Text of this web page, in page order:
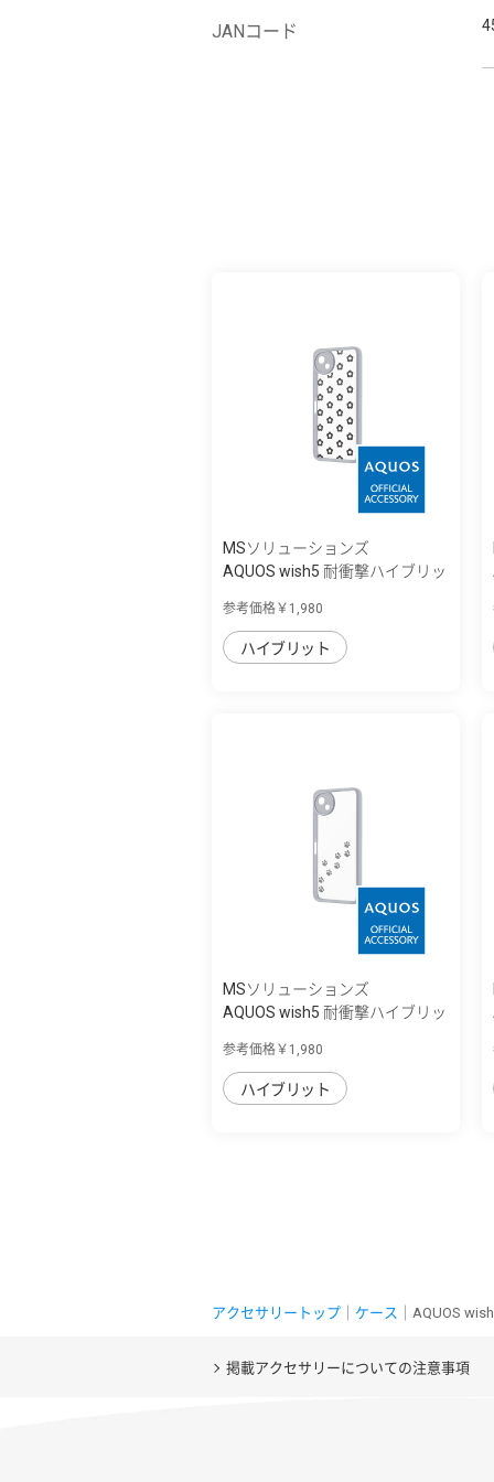
JANコード
MSソリューションズ
AQUOS wish5 耐衝撃ハイブリッ
参考価格￥1,980
ハイブリット
MSソリューションズ
AQUOS wish5 耐衝撃ハイブリッ
参考価格￥1,980
ハイブリット
アクセサリートップ ケース ｜AQUOS
掲載アクセサリーについての注意事項